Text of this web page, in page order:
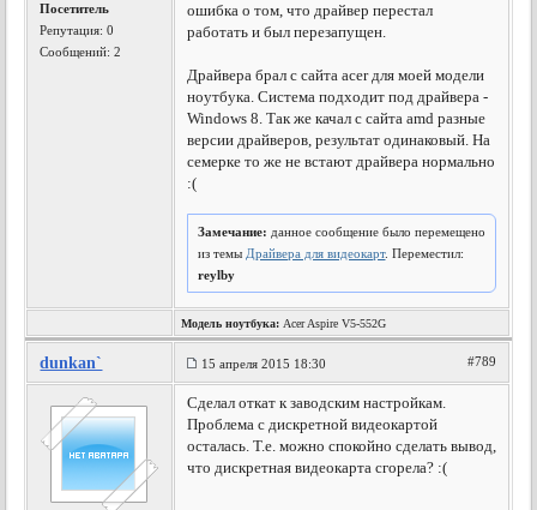
Посетитель
Репутация:0
Сообщений: 2
ошибка о том, что драйвер перестал
работать и был перезапущен.
Драйвера брал с сайта acer для моей модели
ноутбука. Система подходит под драйвера -
Windows 8. Так же качал с сайта amd разные
версии драйверов, результат одинаковый. На
семерке то же не встают драйвера нормально
:(
Замечание: данное сообщение было перемещено
из темы Драйвера для видеокарт. Переместил:
reylby
Модель ноутбука: Acer Aspire V5-552G
dunkan` 15 апреля 2015 18:30 #789
Сделал откат к заводским настройкам.
Проблема с дискретной видеокартой
осталась. Т.е. можно спокойно сделать вывод,
что дискретная видеокарта сгорела? :(